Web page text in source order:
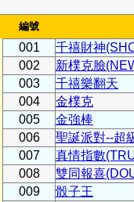
編號
001 千禧財神
002
新樸克臉
003
千禧樂翻天
004
金樸克
005
金強棒
006
聖誕派對--超
007
真情指數
008
雙同報喜
009
骰子王